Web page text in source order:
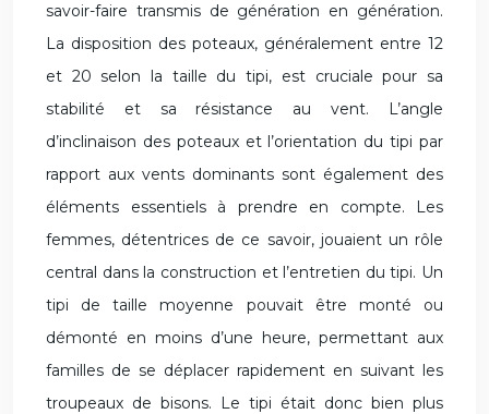
savoir-faire transmis de génération en génération.
La disposition des poteaux, généralement entre 12
et 20 selon la taille du tipi, est cruciale pour sa
stabilité et sa résistance au vent. L’angle
d’inclinaison des poteaux et l’orientation du tipi par
rapport aux vents dominants sont également des
éléments essentiels à prendre en compte. Les
femmes, détentrices de ce savoir, jouaient un rôle
central dans la construction et l’entretien du tipi. Un
tipi de taille moyenne pouvait être monté ou
démonté en moins d’une heure, permettant aux
familles de se déplacer rapidement en suivant les
troupeaux de bisons. Le tipi était donc bien plus